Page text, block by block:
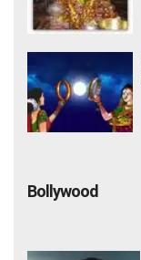
Bollywood